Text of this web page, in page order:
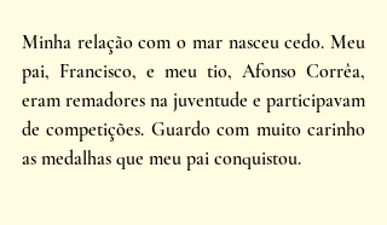
Minha relação com o mar nasceu cedo. Meu
pai, Francisco, e meu tio, Afonso Corrêa,
eram remadores na juventude e participavam
de competições. Guardo com muito carinho
as medalhas que meu pai conquistou.